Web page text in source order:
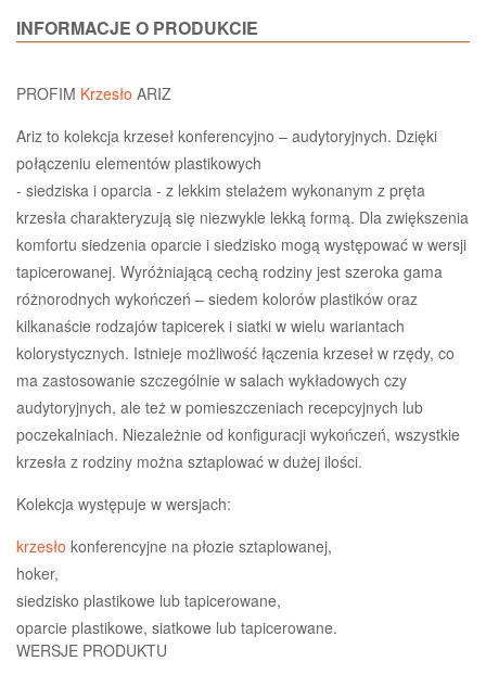
INFORMACJE O PRODUKCIE
PROFIM Krzesło ARIZ
Ariz to kolekcja krzeseł konferencyjno – audytoryjnych. Dzięki
połączeniu elementów plastikowych
- siedziska i oparcia - z lekkim stelażem wykonanym z pręta
krzesła charakteryzują się niezwykle lekką formą. Dla zwiększenia
komfortu siedzenia oparcie i siedzisko mogą występować w wersji
tapicerowanej. Wyróżniającą cechą rodziny jest szeroka gama
różnorodnych wykończeń – siedem kolorów plastików oraz
kilkanaście rodzajów tapicerek i siatki w wielu wariantach
kolorystycznych. Istnieje możliwość łączenia krzeseł w rzędy, co
ma zastosowanie szczególnie w salach wykładowych czy
audytoryjnych, ale też w pomieszczeniach recepcyjnych lub
poczekalniach. Niezależnie od konfiguracji wykończeń, wszystkie
krzesła z rodziny można sztaplować w dużej ilości.
Kolekcja występuje w wersjach:
krzesło konferencyjne na płozie sztaplowanej,
hoker,
siedzisko plastikowe lub tapicerowane,
oparcie plastikowe, siatkowe lub tapicerowane.
WERSJE PRODUKTU